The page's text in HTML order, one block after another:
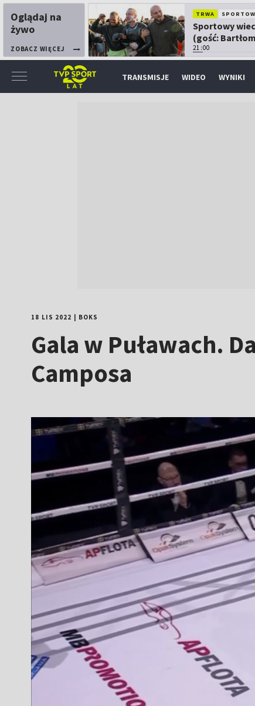
Oglądaj na
żywo
ZOBACZ WIĘCEJ
TRWA
Sportowy
(gość:
Kubkowski)
21:00
TRANSMISJE WIDEO WYNIKI
18 LIS 2022 BOKS
Gala w Puławach.
Camposa